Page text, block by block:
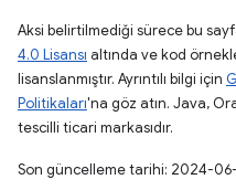
Aksi belirtilmediği sürece bu
4.0 Lisansı altında ve kod
lisanslanmıştır. Ayrıntılı bilgi için
Politikaları'na göz atın. Java,
tescilli ticari markasıdır.
Son güncelleme tarihi: 2024-06-